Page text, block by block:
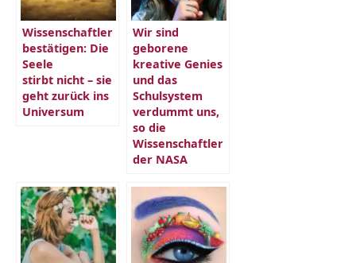
Wissenschaftler
bestätigen: Die
Seele
stirbt nicht – sie
geht zurück ins
Universum
Wir sind
geborene
kreative Genies
und das
Schulsystem
verdummt uns,
so die
Wissenschaftler
der NASA